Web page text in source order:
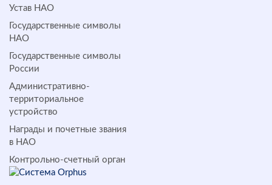
Устав НАО
Государственные символы
НАО
Государственные символы
России
Административно-
территориальное
устройство
Награды и почетные звания
в НАО
Контрольно-счетный орган